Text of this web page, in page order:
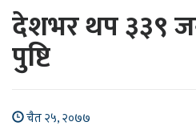
देशभर थप ३३९
पुष्टि
चैत २५, २०७७